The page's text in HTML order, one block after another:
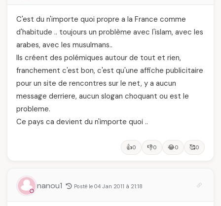
C'est du n'importe quoi propre a la France comme
d'habitude .. toujours un problème avec l'islam, avec les
arabes, avec les musulmans..
Ils créent des polémiques autour de tout et rien,
franchement c'est bon, c'est qu'une affiche publicitaire
pour un site de rencontres sur le net, y a aucun
message derriere, aucun slogan choquant ou est le
probleme.
Ce pays ca devient du n'importe quoi ..
👍0 👎0 😂0 🥰0
nanou1 Posté le 04 Jan 2011 à 21:18